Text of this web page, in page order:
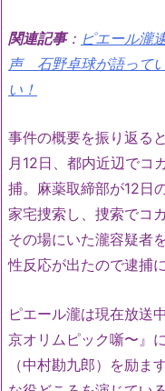
関連記事： ピエール瀧
声 石野卓球が語って
い！
事件の概要を振り返る
月12日、都内近辺でコ
捕。麻薬取締部が12日
家宅捜索し、捜索でコ
その場にいた瀧容疑者
性反応が出たので逮捕
ピエール瀧は現在放送
京オリムピック噺〜』
（中村勘九郎）を励